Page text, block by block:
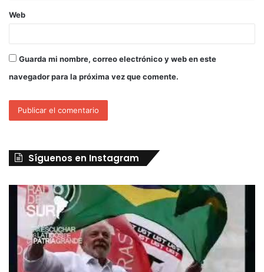
Web
Guarda mi nombre, correo electrónico y web en este
navegador para la próxima vez que comente.
Síguenos en Instagram